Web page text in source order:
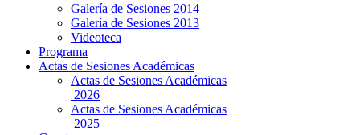
Galería de Sesiones 2014
Galería de Sesiones 2013
Videoteca
Programa
Actas de Sesiones Académicas
Actas de Sesiones Académicas
2026
Actas de Sesiones Académicas
2025